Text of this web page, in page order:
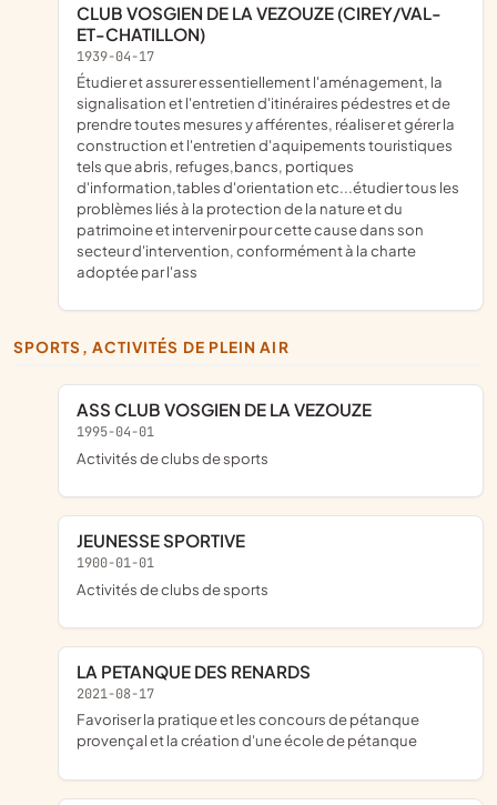
CLUB VOSGIEN DE LA VEZOUZE (CIREY/VAL-
ET-CHATILLON)
1939-04-17
étudier et assurer essentiellement l'aménagement, la
signalisation et l'entretien d'itinéraires pédestres et de
prendre toutes mesures y afférentes, réaliser et gérer la
construction et l'entretien d'aquipements touristiques
tels que abris, refuges,bancs, portiques
d'information,tables d'orientation etc...étudier tous les
problèmes liés à la protection de la nature et du
patrimoine et intervenir pour cette cause dans son
secteur d'intervention, conformément à la charte
adoptée par l'ass
SPORTS, ACTIVITÉS DE PLEIN AIR
ASS CLUB VOSGIEN DE LA VEZOUZE
1995-04-01
Activités de clubs de sports
JEUNESSE SPORTIVE
1900-01-01
Activités de clubs de sports
LA PETANQUE DES RENARDS
2021-08-17
Favoriser la pratique et les concours de pétanque
provençal et la création d'une école de pétanque